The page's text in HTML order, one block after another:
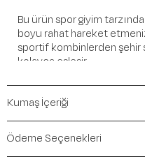
Bu ürün spor giyim
boyu rahat hareket
sportif kombinlerden şehir
kolayca eşleşir.
Öne Çıkan Detaylar
Marka:Maraton
Renk:Karamel
Kumaş İçeriği
Ödeme Seçenekleri